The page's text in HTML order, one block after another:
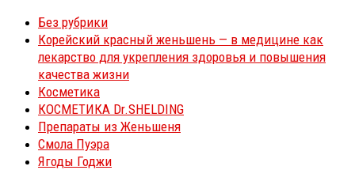
Без рубрики
Корейский красный женьшень — в медицине как
лекарство для укрепления здоровья и повышения
качества жизни
Косметика
КОСМЕТИКА Dr.SHELDING
Препараты из Женьшеня
Смола Пуэра
Ягоды Годжи